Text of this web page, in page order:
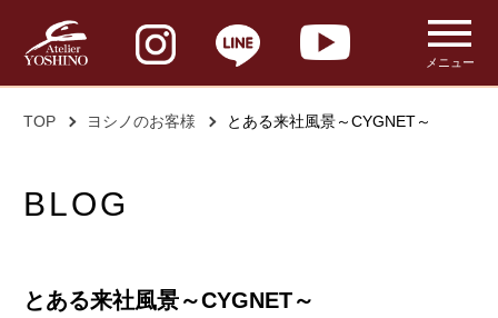
メニュー
TOP ヨシノのお客様 とある来社風景～CYGNET～
BLOG
とある来社風景～CYGNET～